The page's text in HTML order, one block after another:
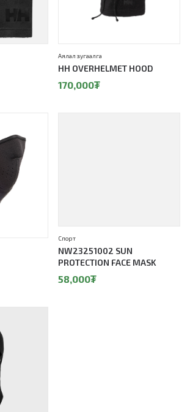
HH OVERHELMET HOOD
Аялал зугаалга
170,000₮
NW23251002 SUN
PROTECTION FACE MASK
Спорт
58,000₮